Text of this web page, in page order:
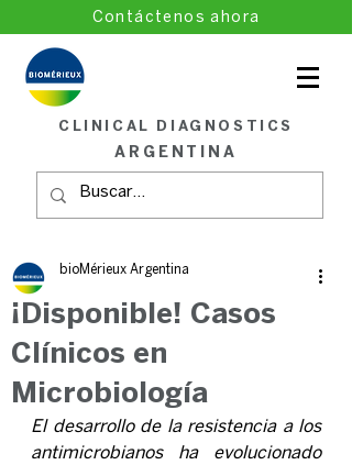
Contáctenos ahora
CLINICAL DIAGNOSTICS
ARGENTINA
¡Disponible! Casos
Clínicos en
Microbiología
bioMérieux Argentina
El desarrollo de la resistencia a los
antimicrobianos ha evolucionado